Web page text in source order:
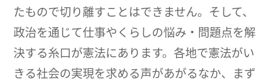
たもので切り離すことはできません。そして、
政治を通じて仕事やくらしの悩み・問題点を解
決する糸口が憲法にあります。各地で憲法がい
きる社会の実現を求める声があがるなか、まず